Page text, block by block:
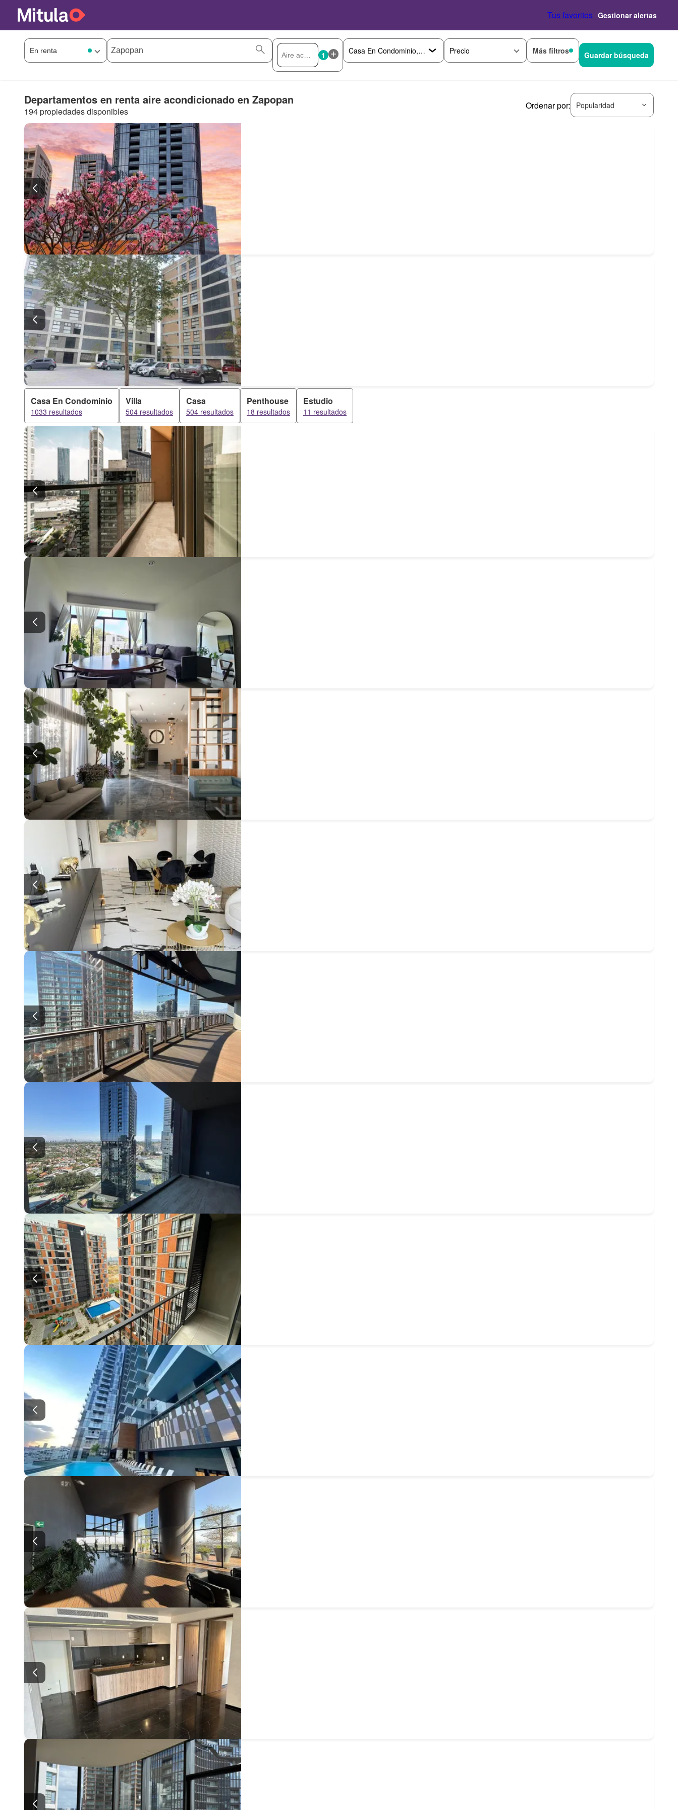
Tus favoritos Gestionar alertas
1 Precio Más filtros Guardar búsqueda
Departamentos en renta aire acondicionado en Zapopan
194 propiedades disponibles
Ordenar por: Popularidad
Casa En Condominio
1033 resultados
Villa
504 resultados
Casa
504 resultados
Penthouse
18 resultados
Estudio
11 resultados